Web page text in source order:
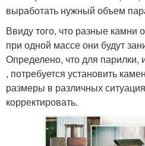
выработать нужный объем
Ввиду того, что разные камни
при одной массе они будут
Определено, что для
, потребуется установить
размеры в различных
корректировать.